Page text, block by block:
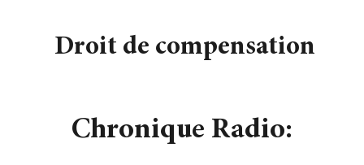
Contact
Droit de compensation
Chronique Radio: